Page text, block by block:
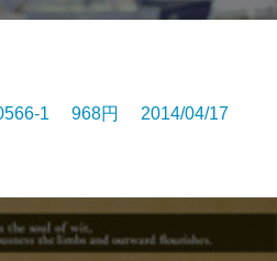
1 968円 2014/04/17